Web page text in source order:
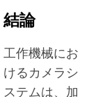
結論
工作機械にお
けるカメラシ
ステムは、加